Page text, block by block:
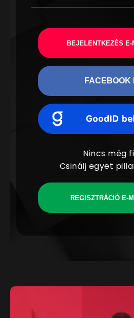
BEJELENTKEZÉS
FACEBOOK
Nincs még
Csinálj egyet
REGISZTRÁCIÓ E-